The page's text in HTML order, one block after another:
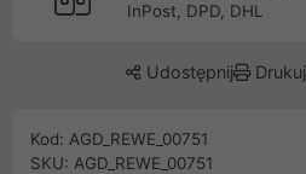
InPost, DPD, DHL
Udostępnij Drukuj
Kod: AGD_REWE_00751
SKU: AGD_REWE_00751